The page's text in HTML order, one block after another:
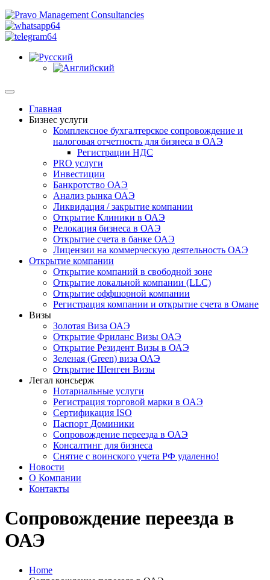
Главная
Бизнес услуги
Комплексное бухгалтерское сопровождение и
налоговая отчетность для бизнеса в ОАЭ
Регистрации НДС
PRO услуги
Инвестиции
Банкротство ОАЭ
Анализ рынка ОАЭ
Ликвидация / закрытие компании
Открытие Клиники в ОАЭ
Релокация бизнеса в ОАЭ
Открытие счета в банке ОАЭ
Лицензии на коммерческую деятельность ОАЭ
Открытие компании
Открытие компаний в свободной зоне
Открытие локальной компании (LLC)
Открытие оффшорной компании
Регистрация компании и открытие счета в Омане
Визы
Золотая Виза ОАЭ
Открытие Фриланс Визы ОАЭ
Открытие Резидент Визы в ОАЭ
Зеленая (Green) виза ОАЭ
Открытие Шенген Визы
Легал консьерж
Нотариальные услуги
Регистрация торговой марки в ОАЭ
Сертификация ISO
Паспорт Доминики
Сопровождение переезда в ОАЭ
Консалтинг для бизнеса
Снятие с воинского учета РФ удаленно!
Новости
О Компании
Контакты
Сопровождение переезда в
ОАЭ
Home